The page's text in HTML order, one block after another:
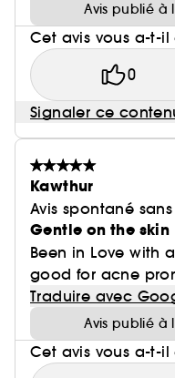
Avis publié à
Cet avis vous a-t-il
0
Signaler ce
Kawthur
Avis spontané
Gentle on the skin
Been in Love with
good for acne
Traduire avec
Avis publié à
Cet avis vous a-t-il